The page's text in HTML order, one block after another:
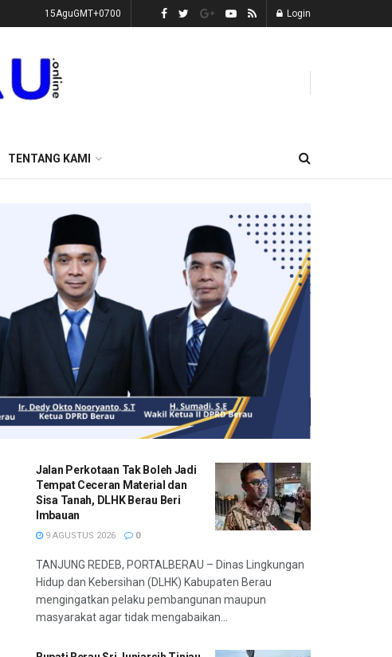
15AguGMT+0700 Login
TENTANG KAMI
Jalan Perkotaan Tak Boleh Jadi
Tempat Ceceran Material dan
Sisa Tanah, DLHK Berau Beri
Imbauan
9 AGUSTUS 2026 0
TANJUNG REDEB, PORTALBERAU – Dinas Lingkungan
Hidup dan Kebersihan (DLHK) Kabupaten Berau
mengingatkan pelaku pembangunan maupun
masyarakat agar tidak mengabaikan...